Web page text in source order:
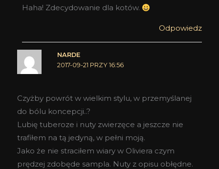
Haha! Zdecydowanie dla kotów.
Odpowiedz
NARDE
2017-09-21 PRZY 16:56
Czyżby powrót w wielkim stylu, w przemyślanej
do bólu koncepcji..?
Lubię tuberoze i nuty zwierzęce a jeszcze nie
trafiłem na tą jedyną, w pełni moją.
Jako że nie straciłem wiary w Oliviera czym
prędzej zdobęde sampla. Nuty z opisu obłędne.